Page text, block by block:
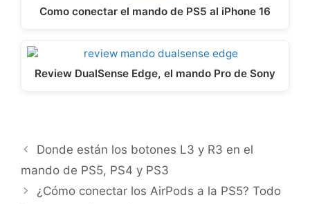
Como conectar el mando de PS5 al iPhone 16
Review DualSense Edge, el mando Pro de Sony
Donde están los botones L3 y R3 en el
mando de PS5, PS4 y PS3
¿Cómo conectar los AirPods a la PS5? Todo